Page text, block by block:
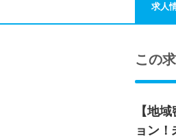
求人
この
【地
ョン